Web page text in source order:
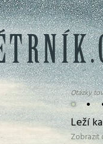
• •
Otázky
Leží